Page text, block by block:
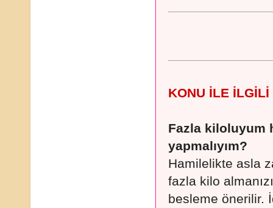
KONU İLE İLGİLİ
Fazla kiloluyum
yapmalıyım?
Hamilelikte asla
fazla kilo
besleme önerilir.